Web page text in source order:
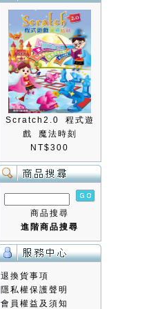
Scratch2.0 程式遊
戲 魔法時刻
NT$300
商品搜尋
進階商品搜尋
退換貨事項
隱私權保護聲明
會員權益及須知